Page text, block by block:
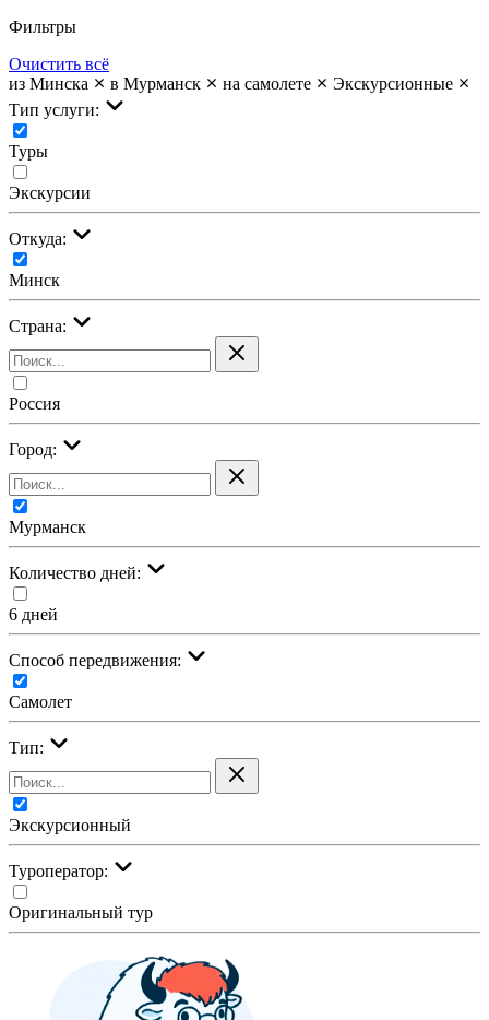
Фильтры
Очистить всё
из Минска
в Мурманск на самолете
Экскурсионные
Тип услуги:
Туры
Экскурсии
Откуда:
Минск
Страна:
Россия
Город:
Мурманск
Количество дней:
6 дней
Cпособ передвижения:
Самолет
Тип:
Экскурсионный
Туроператор:
Оригинальный тур